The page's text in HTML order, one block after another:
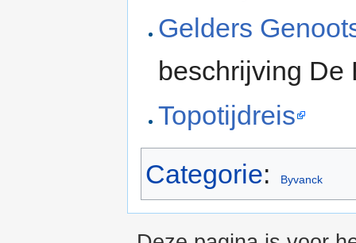
Gelders
beschrijving De
Topotijdreis
Categorie: Byvanck